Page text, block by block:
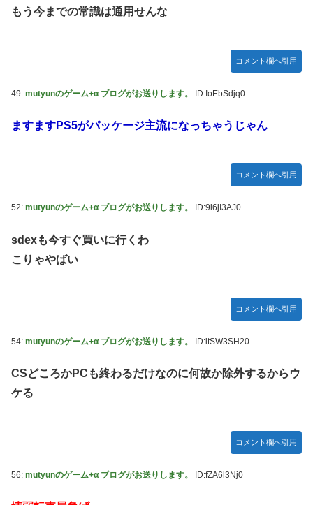
もう今までの常識は通用せんな
コメント欄へ引用
49: mutyunのゲーム+α ブログがお送りします。 ID:IoEbSdjq0
ますますPS5がパッケージ主流になっちゃうじゃん
コメント欄へ引用
52: mutyunのゲーム+α ブログがお送りします。 ID:9i6jI3AJ0
sdexも今すぐ買いに行くわ
こりゃやばい
コメント欄へ引用
54: mutyunのゲーム+α ブログがお送りします。 ID:itSW3SH20
CSどころかPCも終わるだけなのに何故か除外するからウ
ケる
コメント欄へ引用
56: mutyunのゲーム+α ブログがお送りします。 ID:fZA6l3Nj0